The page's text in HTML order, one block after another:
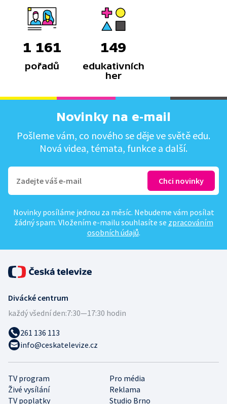
1 161
pořadů
149
edukativních
her
Novinky na e-mail
Pošleme vám, co nového se děje ve světě edu.
Nová videa, témata, funkce a další.
Novinky posíláme jednou za měsíc. Nebudeme vám posílat
žádný spam. Vložením e-mailu souhlasíte se zpracováním
osobních údajů.